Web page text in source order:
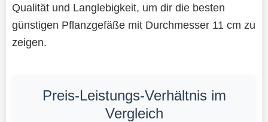
Qualität und Langlebigkeit, um dir die besten
günstigen Pflanzgefäße mit Durchmesser 11 cm zu
zeigen.
Preis-Leistungs-Verhältnis im
Vergleich